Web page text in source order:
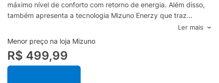
máximo nível de conforto com retorno de energia. Além disso,
também apresenta a tecnologia Mizuno Enerzy que traz
amortecimento e retorno de energia. O solado tem a tecnologia
X10, um composto de borracha com carbono que garante
maior durabilidade.
Ler mais
Menor preço na loja Mizuno
R$ 499,99